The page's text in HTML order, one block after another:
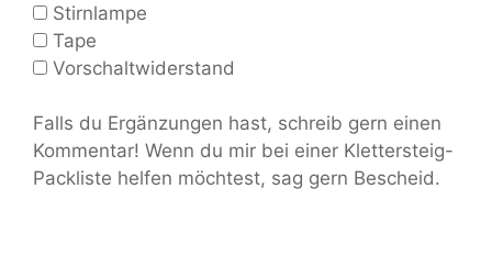
Stirnlampe
Tape
Vorschaltwiderstand
Falls du Ergänzungen hast, schreib gern einen
Kommentar! Wenn du mir bei einer Klettersteig-
Packliste helfen möchtest, sag gern Bescheid.